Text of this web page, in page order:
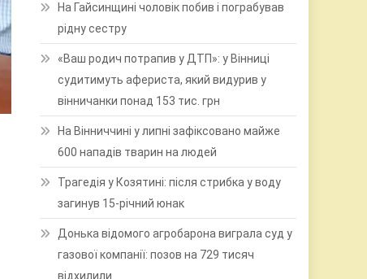
На Гайсинщині чоловік побив і пограбував
рідну сестру
«Ваш родич потрапив у ДТП»: у Вінниці
судитимуть афериста, який видурив у
вінничанки понад 153 тис. грн
На Вінниччині у липні зафіксовано майже
600 нападів тварин на людей
Трагедія у Козятині: після стрибка у воду
загинув 15-річний юнак
Донька відомого агробарона виграла суд у
газової компанії: позов на 729 тисяч
відхилили